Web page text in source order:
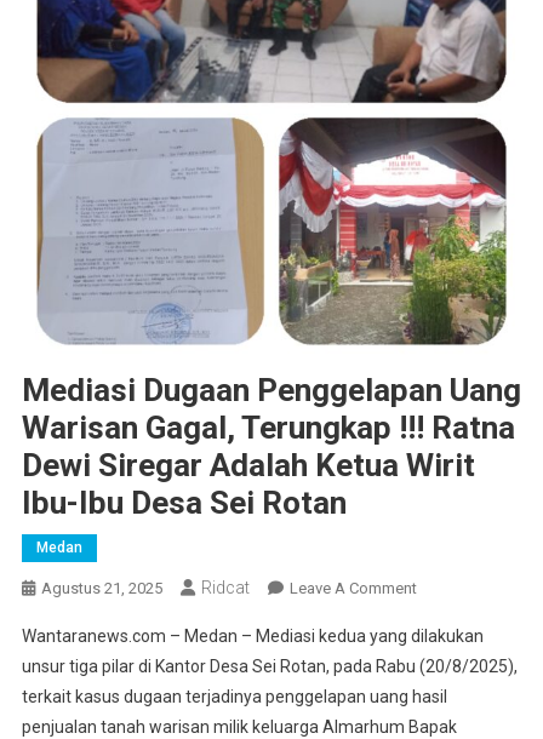
Mediasi Dugaan Penggelapan Uang
Warisan Gagal, Terungkap !!! Ratna
Dewi Siregar Adalah Ketua Wirit
Ibu-Ibu Desa Sei Rotan
Medan
Agustus 21, 2025 Ridcat Leave A CommentOn
Dugaan
Penggelapan
Uang
Warisan
Wantaranews.com – Medan – Mediasi kedua yang dilakukan
unsur tiga pilar di Kantor Desa Sei Rotan, pada Rabu (20/8/2025),
terkait kasus dugaan terjadinya penggelapan uang hasil
penjualan tanah warisan milik keluarga Almarhum Bapak